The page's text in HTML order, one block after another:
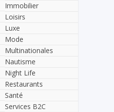
Immobilier
Loisirs
Luxe
Mode
Multinationales
Nautisme
Night Life
Restaurants
Santé
Services B2C